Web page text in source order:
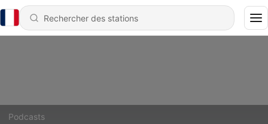
Podcasts